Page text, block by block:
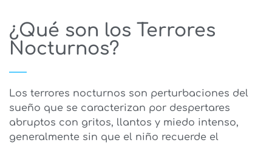
¿Qué son los Terrores
Nocturnos?
Los terrores nocturnos son perturbaciones del
sueño que se caracterizan por despertares
abruptos con gritos, llantos y miedo intenso,
generalmente sin que el niño recuerde el